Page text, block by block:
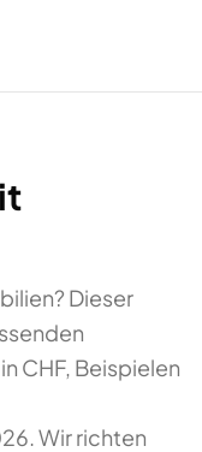
Dieser
CHF, Beispielen
Wir richten